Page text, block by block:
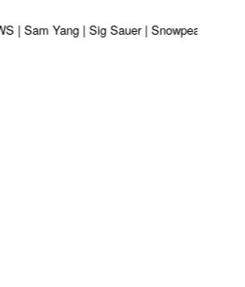
| Sam Yang | Sig Sauer | Snowpeak |